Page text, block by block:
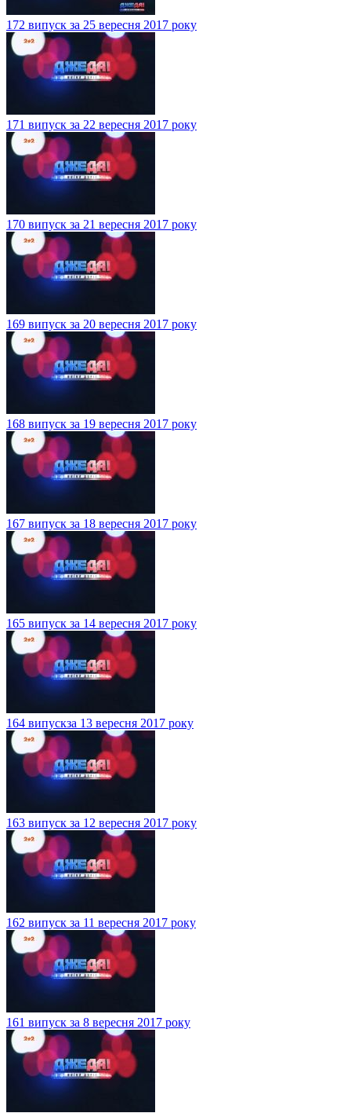
172 випуск за 25 вересня 2017 року
171 випуск за 22 вересня 2017 року
170 випуск за 21 вересня 2017 року
169 випуск за 20 вересня 2017 року
168 випуск за 19 вересня 2017 року
167 випуск за 18 вересня 2017 року
165 випуск за 14 вересня 2017 року
164 випускза 13 вересня 2017 року
163 випуск за 12 вересня 2017 року
162 випуск за 11 вересня 2017 року
161 випуск за 8 вересня 2017 року